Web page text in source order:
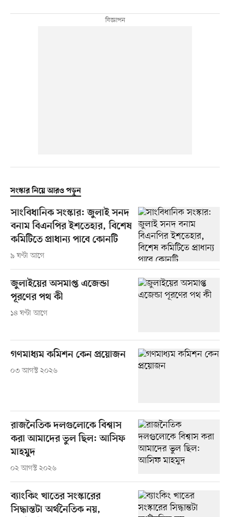
সংস্কার নিয়ে আরও পড়ুন
সাংবিধানিক সংস্কার: জুলাই সনদ
বনাম বিএনপির ইশতেহার, বিশেষ
কমিটিতে প্রাধান্য পাবে কোনটি
৯ ঘণ্টা আগে
জুলাইয়ের অসমাপ্ত এজেন্ডা
পূরণের পথ কী
১৪ ঘণ্টা আগে
গণমাধ্যম কমিশন কেন প্রয়োজন
০৩ আগস্ট ২০২৬
রাজনৈতিক দলগুলোকে বিশ্বাস
করা আমাদের ভুল ছিল: আসিফ
মাহমুদ
০২ আগস্ট ২০২৬
ব্যাংকিং খাতের সংস্কারের
সিদ্ধান্তটা অর্থনৈতিক নয়,